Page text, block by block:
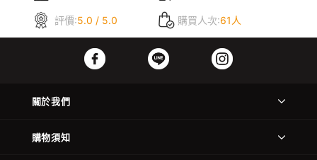
評價:5.0 / 5.0 購買人次:61人
關於我們
購物須知